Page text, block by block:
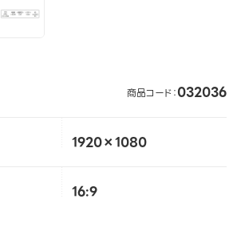
商品コード：032036
1920×1080
16:9